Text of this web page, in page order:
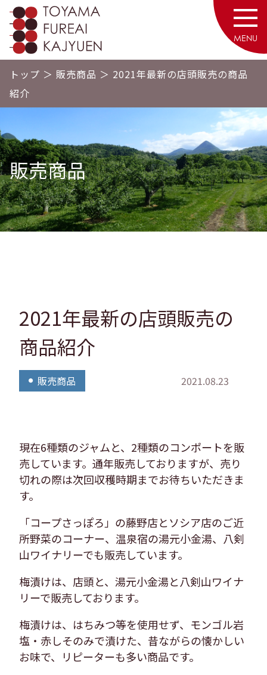
MENU
トップ ＞ 販売商品 ＞ 2021年最新の店頭販売の商品
紹介
販売商品
2021年最新の店頭販売の
商品紹介
販売商品 2021.08.23
現在6種類のジャムと、2種類のコンポートを販
売しています。通年販売しておりますが、売り
切れの際は次回収穫時期までお待ちいただきま
す。
「コープさっぽろ」の藤野店とソシア店のご近
所野菜のコーナー、温泉宿の湯元小金湯、八剣
山ワイナリーでも販売しています。
梅漬けは、店頭と、湯元小金湯と八剣山ワイナ
リーで販売しております。
梅漬けは、はちみつ等を使用せず、モンゴル岩
塩・赤しそのみで漬けた、昔ながらの懐かしい
お味で、リピーターも多い商品です。